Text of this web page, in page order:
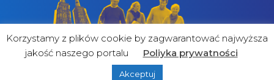
&
Korzystamy z plików cookie by zagwarantować najwyższa
jakość naszego portalu
Poliyka prywatności
Akceptuj